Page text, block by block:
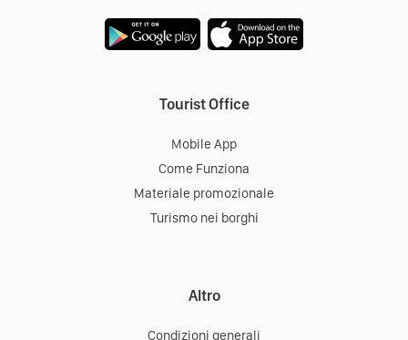
Tourist Office
Mobile App
Come Funziona
Materiale promozionale
Turismo nei borghi
Altro
Condizioni generali